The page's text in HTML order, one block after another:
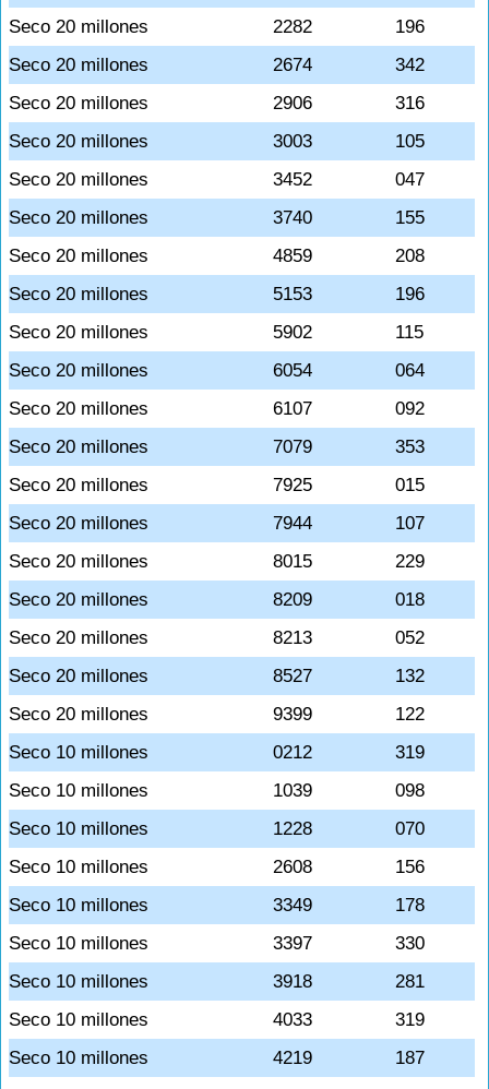
Seco 20 millones
2282
196
Seco 20 millones
2674
342
Seco 20 millones
2906
316
Seco 20 millones
3003
105
Seco 20 millones
3452
047
Seco 20 millones
3740
155
Seco 20 millones
4859
208
Seco 20 millones
5153
196
Seco 20 millones
5902
115
Seco 20 millones
6054
064
Seco 20 millones
6107
092
Seco 20 millones
7079
353
Seco 20 millones
7925
015
Seco 20 millones
7944
107
Seco 20 millones
8015
229
Seco 20 millones
8209
018
Seco 20 millones
8213
052
Seco 20 millones
8527
132
Seco 20 millones
9399
122
Seco 10 millones
0212
319
Seco 10 millones
1039
098
Seco 10 millones
1228
070
Seco 10 millones
2608
156
Seco 10 millones
3349
178
Seco 10 millones
3397
330
Seco 10 millones
3918
281
Seco 10 millones
4033
319
Seco 10 millones
4219
187